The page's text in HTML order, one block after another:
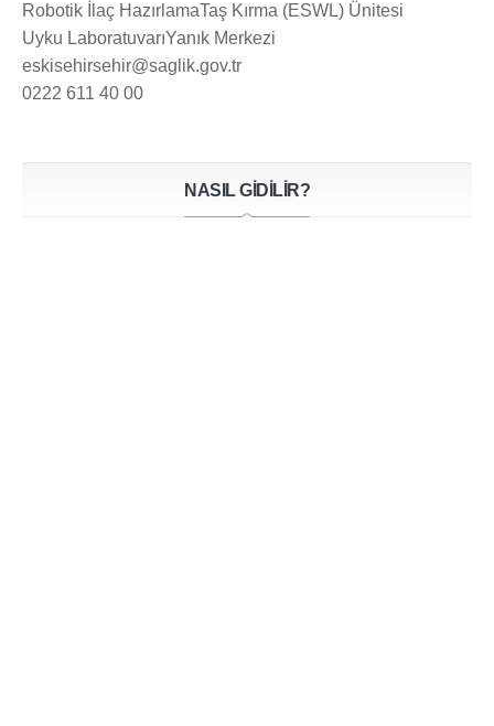
Robotik İlaç HazırlamaTaş Kırma (ESWL) Ünitesi
Uyku LaboratuvarıYanık Merkezi
eskisehirsehir@saglik.gov.tr
0222 611 40 00
NASIL GİDİLİR?